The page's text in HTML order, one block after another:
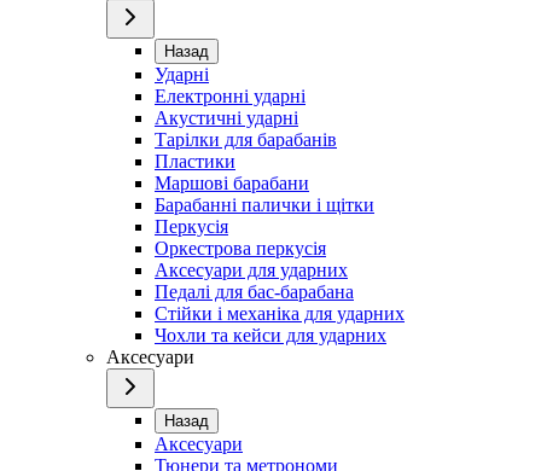
Назад
Ударні
Електронні ударні
Акустичні ударні
Тарілки для барабанів
Пластики
Маршові барабани
Барабанні палички і щітки
Перкусія
Оркестрова перкусія
Аксесуари для ударних
Педалі для бас-барабана
Стійки і механіка для ударних
Чохли та кейси для ударних
Аксесуари
Назад
Аксесуари
Тюнери та метрономи